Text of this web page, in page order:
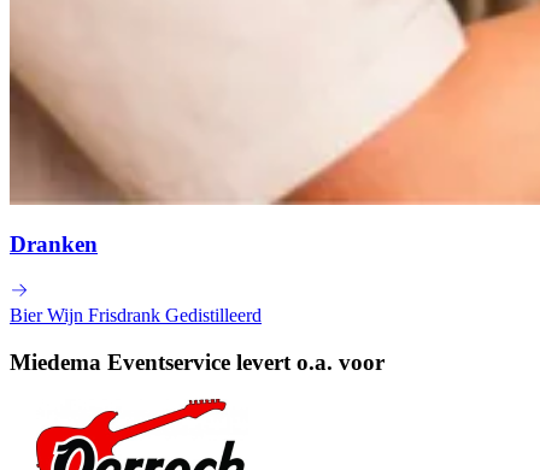
Dranken
BierWijn Frisdrank Gedistilleerd
Miedema Eventservice levert o.a. voor